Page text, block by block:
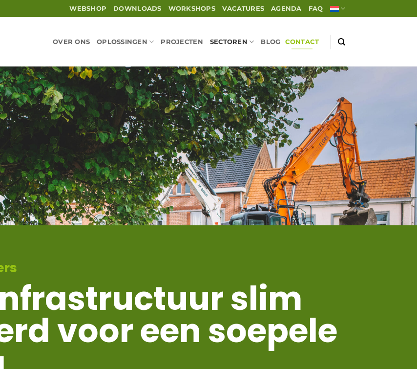
WEBSHOP DOWNLOADS WORKSHOPS VACATURES AGENDA FAQ
OVER ONS OPLOSSINGEN PROJECTEN SECTOREN BLOG CONTACT
slim
voor een soepele